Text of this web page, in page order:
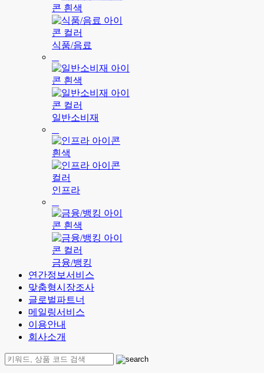
식품/음료
일반소비재
인프라
금융/뱅킹
연간정보서비스
맞춤형시장조사
글로벌파트너
메일링서비스
이용안내
회사소개